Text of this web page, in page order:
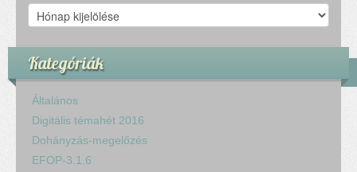
Archívum
Kategóriák
Általános
Digitális témahét 2016
Dohányzás-megelőzés
EFOP-3.1.6